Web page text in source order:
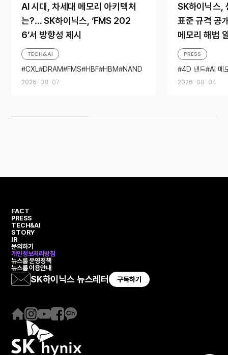
AI 시대, 차세대 메모리 아키텍처
는?… SK하이닉스, ‘FMS 202
6’서 방향성 제시
2026-08-07
TECH&AI
CXL DRAM FMS HBF HBM
NAND
SK하이닉스,
표준 규격 공
메모리 해법
2026-08-04
PRESS
4D 낸드 AI 메
FACT
PRESS
TECH&AI
STORY
IR
문의하기
개인정보처리방침
뉴스룸 운영정책
뉴스룸 이용안내
SK하이닉스 뉴스레터 구독하기
홈
이
지
인
스
타
그
유
튜
브
페
스
북
카
채